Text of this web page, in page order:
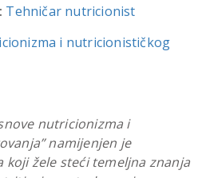
Tehničar nutricionist
i nutricionističkog
nutricionizma i
namijenjen je
koji žele steći temeljna znanja